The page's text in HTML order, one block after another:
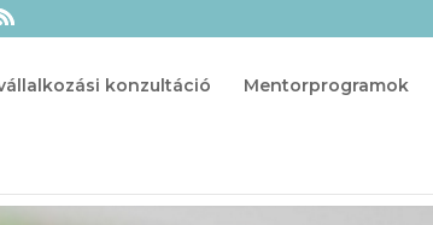
konzultáció Mentorprogramok